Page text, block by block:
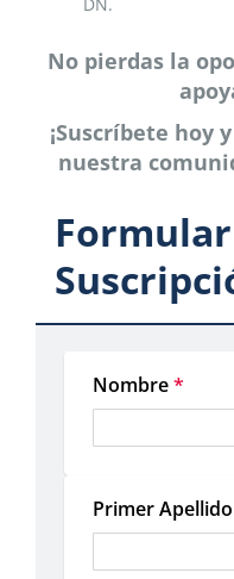
DN.
No pierdas la
¡Suscríbete hoy
nuestra
Nombre*
Primer Apellido